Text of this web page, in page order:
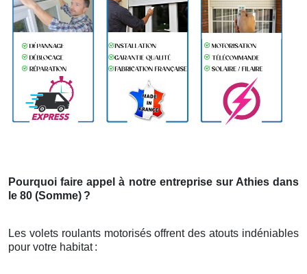
Pourquoi faire appel à notre entreprise sur Athies dans
le 80 (Somme) ?
Les volets roulants motorisés offrent des atouts indéniables
pour votre habitat :